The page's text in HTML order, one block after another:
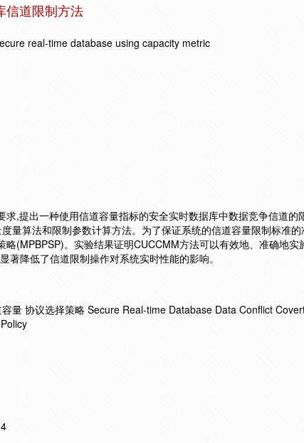
信道限制方法
real-time database using capacity metric
求,提出一种使用信道容量指标的安全实时数据库中数据竞争信道的
量算法和限制参数计算方法。为了保证系统的信道容量限制标准的
(MPBPSP)。实验结果证明CUCCMM方法可以有效地、准确地实
著降低了信道限制操作对系统实时性能的影响。
量 协议选择策略 Secure Real-time Database Data Conflict